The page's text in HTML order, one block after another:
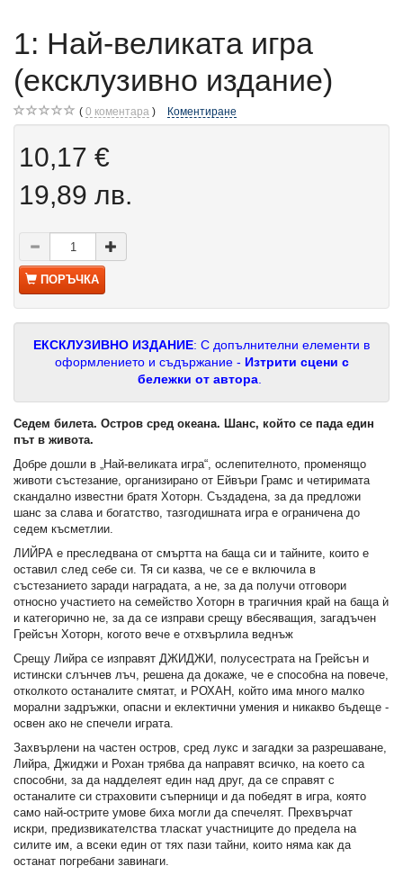
1: Най-великата игра
(ексклузивно издание)
0 коментара Коментиране
10,17 €
19,89 лв.
ПОРЪЧКА
ЕКСКЛУЗИВНО ИЗДАНИЕ: С допълнителни елементи в
оформлението и съдържание - Изтрити сцени с
бележки от автора.
Седем билета. Остров сред океана. Шанс, който се пада един
път в живота.
Добре дошли в „Най-великата игра“, ослепителното, променящо
животи състезание, организирано от Ейвъри Грамс и четиримата
скандално известни братя Хоторн. Създадена, за да предложи
шанс за слава и богатство, тазгодишната игра е ограничена до
седем късметлии.
ЛИЙРА е преследвана от смъртта на баща си и тайните, които е
оставил след себе си. Тя си казва, че се е включила в
състезанието заради наградата, а не, за да получи отговори
относно участието на семейство Хоторн в трагичния край на баща ѝ
и категорично не, за да се изправи срещу вбесяващия, загадъчен
Грейсън Хоторн, когото вече е отхвърлила веднъж
Срещу Лийра се изправят ДЖИДЖИ, полусестрата на Грейсън и
истински слънчев лъч, решена да докаже, че е способна на повече,
отколкото останалите смятат, и РОХАН, който има много малко
морални задръжки, опасни и еклектични умения и никакво бъдеще -
освен ако не спечели играта.
Захвърлени на частен остров, сред лукс и загадки за разрешаване,
Лийра, Джиджи и Рохан трябва да направят всичко, на което са
способни, за да надделеят един над друг, да се справят с
останалите си страховити съперници и да победят в игра, която
само най-острите умове биха могли да спечелят. Прехвърчат
искри, предизвикателства тласкат участниците до предела на
силите им, а всеки един от тях пази тайни, които няма как да
останат погребани завинаги.